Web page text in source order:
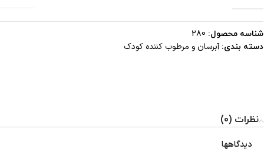
شناسه محصول: 280
دسته بندی: آبرسان و مرطوب کننده کودک
نظرات (0)
دیدگاهها